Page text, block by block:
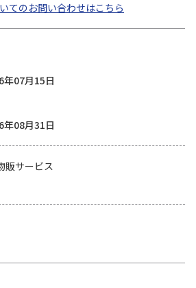
てのお問い合わせはこちら
07月15日
08月31日
販サービス